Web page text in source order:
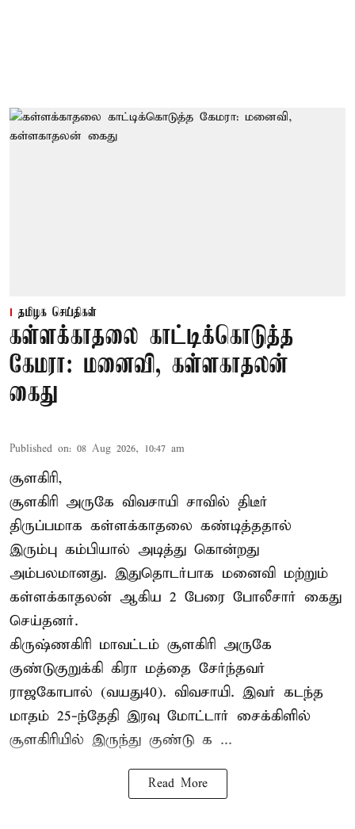
தமிழக செய்திகள்
கள்ளக்காதலை காட்டிக்கொடுத்த
கேமரா: மனைவி, கள்ளகாதலன்
கைது
Published on: 08 Aug 2026, 10:47 am
சூளகிரி,
சூளகிரி அருகே விவசாயி சாவில் திடீர்
திருப்பமாக கள்ளக்காதலை கண்டித்ததால்
இரும்பு கம்பியால் அடித்து கொன்றது
அம்பலமானது. இதுதொடர்பாக மனைவி மற்றும்
கள்ளக்காதலன் ஆகிய 2 பேரை போலீசார் கைது
செய்தனர்.
கிருஷ்ணகிரி மாவட்டம் சூளகிரி அருகே
குண்டுகுறுக்கி கிரா மத்தை சேர்ந்தவர்
ராஜகோபால் (வயது40). விவசாயி. இவர் கடந்த
மாதம் 25-ந்தேதி இரவு மோட்டார் சைக்கிளில்
சூளகிரியில் இருந்து குண்டு க ...
Read More